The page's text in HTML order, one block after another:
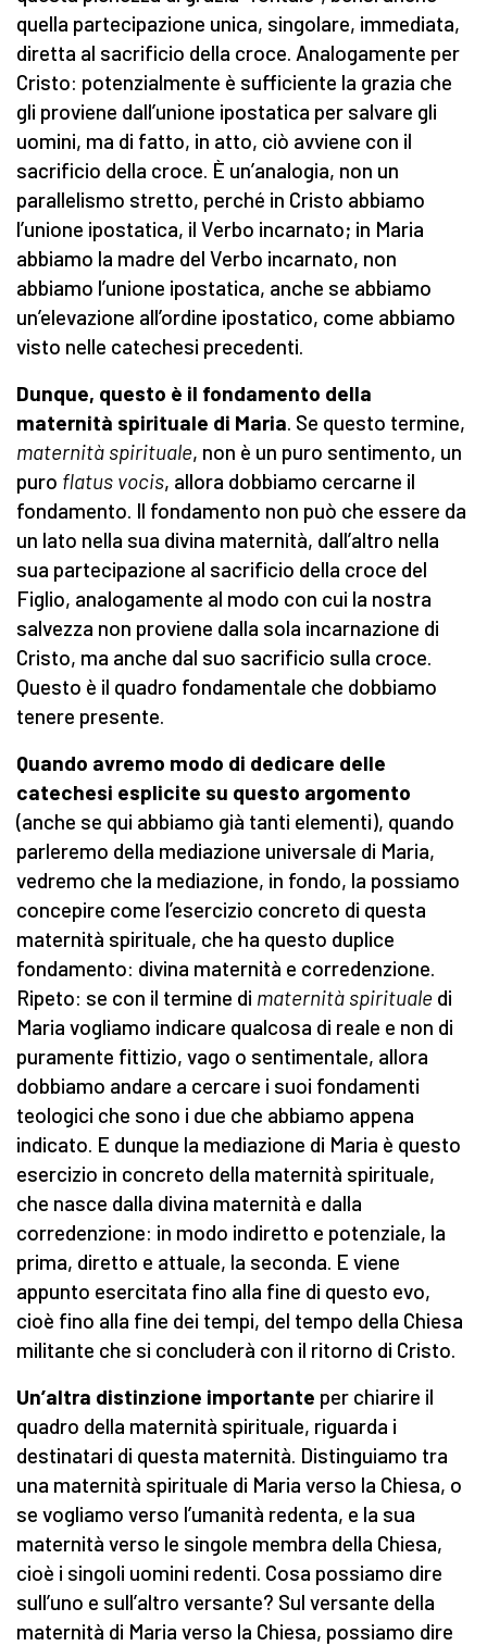
quella partecipazione unica, singolare, immediata,
diretta al sacrificio della croce. Analogamente per
Cristo: potenzialmente è sufficiente la grazia che
gli proviene dall’unione ipostatica per salvare gli
uomini, ma di fatto, in atto, ciò avviene con il
sacrificio della croce. È un’analogia, non un
parallelismo stretto, perché in Cristo abbiamo
l’unione ipostatica, il Verbo incarnato; in Maria
abbiamo la madre del Verbo incarnato, non
abbiamo l’unione ipostatica, anche se abbiamo
un’elevazione all’ordine ipostatico, come abbiamo
visto nelle catechesi precedenti.
Dunque, questo è il fondamento della
maternità spirituale di Maria. Se questo termine,
maternità spirituale, non è un puro sentimento, un
puro flatus vocis, allora dobbiamo cercarne il
fondamento. Il fondamento non può che essere da
un lato nella sua divina maternità, dall’altro nella
sua partecipazione al sacrificio della croce del
Figlio, analogamente al modo con cui la nostra
salvezza non proviene dalla sola incarnazione di
Cristo, ma anche dal suo sacrificio sulla croce.
Questo è il quadro fondamentale che dobbiamo
tenere presente.
Quando avremo modo di dedicare delle
catechesi esplicite su questo argomento
(anche se qui abbiamo già tanti elementi), quando
parleremo della mediazione universale di Maria,
vedremo che la mediazione, in fondo, la possiamo
concepire come l’esercizio concreto di questa
maternità spirituale, che ha questo duplice
fondamento: divina maternità e corredenzione.
Ripeto: se con il termine di maternità spirituale di
Maria vogliamo indicare qualcosa di reale e non di
puramente fittizio, vago o sentimentale, allora
dobbiamo andare a cercare i suoi fondamenti
teologici che sono i due che abbiamo appena
indicato. E dunque la mediazione di Maria è questo
esercizio in concreto della maternità spirituale,
che nasce dalla divina maternità e dalla
corredenzione: in modo indiretto e potenziale, la
prima, diretto e attuale, la seconda. E viene
appunto esercitata fino alla fine di questo evo,
cioè fino alla fine dei tempi, del tempo della Chiesa
militante che si concluderà con il ritorno di Cristo.
Un’altra distinzione importante per chiarire il
quadro della maternità spirituale, riguarda i
destinatari di questa maternità. Distinguiamo tra
una maternità spirituale di Maria verso la Chiesa, o
se vogliamo verso l’umanità redenta, e la sua
maternità verso le singole membra della Chiesa,
cioè i singoli uomini redenti. Cosa possiamo dire
sull’uno e sull’altro versante? Sul versante della
maternità di Maria verso la Chiesa, possiamo dire